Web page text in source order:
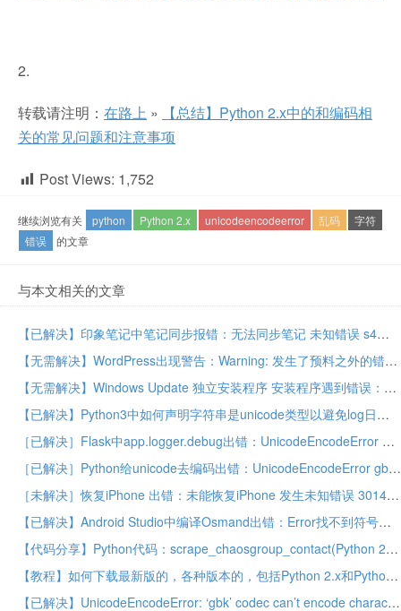
2.
转载请注明： 在路上 »
【总结】Python 2.x中的和编码相
关的常见问题和注意事项
Post Views: 1,752
继续浏览有关 python Python 2.x unicodeencodeerror 乱码
字符
错误
的文章
与本文相关的文章
【已解决】印象笔记中笔记同步报错：无法同步笔记 未知错误 s4
【无需解决】WordPress出现警告：Warning: 发生了预料之外的错误。WordPress.org或是此服务器的配置可能出了一些问题
【无需解决】Windows Update 独立安装程序 安装程序遇到错误：0x80070422
【已解决】Python3中如何声明字符串是unicode类型以避免log日志打印出错
［已解决］Flask中app.logger.debug出错：UnicodeEncodeError ascii codec can’t encode characters in position 59-68: ordinal not in range(128)
［已解决］Python给unicode去编码出错：UnicodeEncodeError gbk codec can’t encode character u’xe6′ in position 0 illegal multibyte sequence
［未解决］恢复iPhone 出错：未能恢复iPhone 发生未知错误 3014
【已解决】Android Studio中编译Osmand出错：Error找不到符号变量mx_highway_speed_camera
【代码分享】Python代码：scrape_chaosgroup_contact(Python 2.x版本和Python 3.x版本) – 抓取chaosgroup.com中的联系人信息保存为excel
【教程】如何下载最新版的，各种版本的，包括Python 2.x和Python 3.x的Python
【已解决】UnicodeEncodeError: ‘gbk’ codec can’t encode character u’\u200e’ in position 43: illegal multibyte sequence